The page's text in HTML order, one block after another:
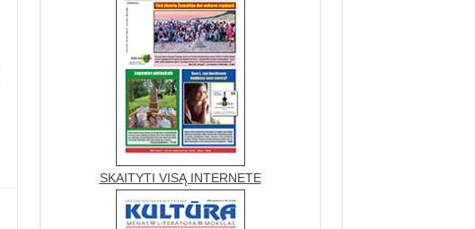
SKAITYTI VISĄ INTERNETE